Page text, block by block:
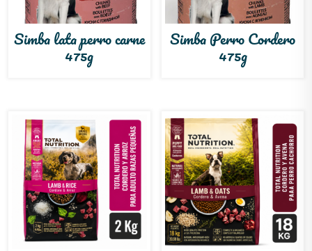
Simba lata perro carne
475g
Simba Perro Cordero
475g